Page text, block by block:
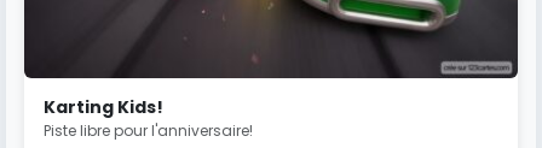
Karting Kids!
Piste libre pour l'anniversaire!